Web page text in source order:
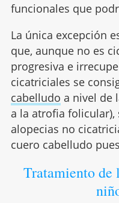
funcionales que
La única excepción
que, aunque no es
progresiva e
cicatriciales se
cabelludo a nivel de
a la atrofia
alopecias no
cuero cabelludo
Tratamiento de